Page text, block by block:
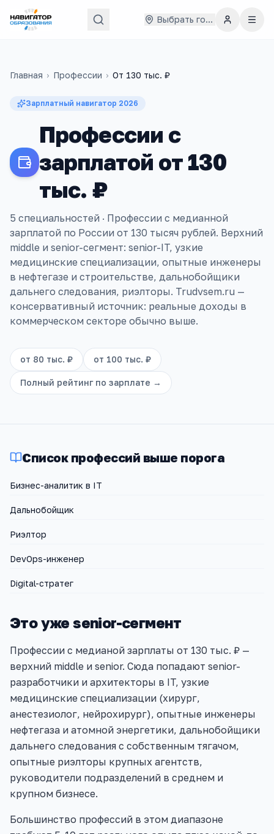
Выбрать город
Главная › Профессии › От 130 тыс. ₽
Зарплатный навигатор 2026
Профессии с
зарплатой от 130
тыс. ₽
5 специальностей · Профессии с медианной
зарплатой по России от 130 тысяч рублей. Верхний
middle и senior-сегмент: senior-IT, узкие
медицинские специализации, опытные инженеры
в нефтегазе и строительстве, дальнобойщики
дальнего следования, риэлторы. Trudvsem.ru —
консервативный источник: реальные доходы в
коммерческом секторе обычно выше.
от 80 тыс. ₽ от 100 тыс. ₽
Полный рейтинг по зарплате →
Список профессий выше порога
Бизнес-аналитик в IT
Дальнобойщик
Риэлтор
DevOps-инженер
Digital-стратег
Это уже senior-сегмент
Профессии с медианой зарплаты от 130 тыс. ₽ —
верхний middle и senior. Сюда попадают senior-
разработчики и архитекторы в IT, узкие
медицинские специализации (хирург,
анестезиолог, нейрохирург), опытные инженеры
нефтегаза и атомной энергетики, дальнобойщики
дальнего следования с собственным тягачом,
опытные риэлторы крупных агентств,
руководители подразделений в среднем и
крупном бизнесе.
Большинство профессий в этом диапазоне